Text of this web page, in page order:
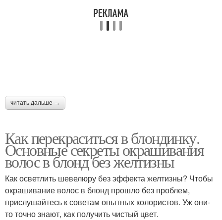
читать дальше →
Как перекраситься в блондинку.
Основные секреты окрашивания
волос в блонд без желтизны
Как осветлить шевелюру без эффекта желтизны? Чтобы
окрашивание волос в блонд прошло без проблем,
прислушайтесь к советам опытных колористов. Уж они-
то точно знают, как получить чистый цвет.